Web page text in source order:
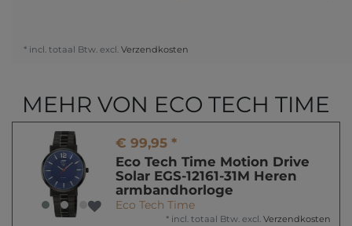
* incl. totaal Btw. excl. Verzendkosten
MEHR VON ECO TECH TIME
€ 99,95 *
Eco Tech Time Motion Drive
Solar EGS-12161-31M Heren
armbandhorloge
Eco Tech Time
* incl. totaal Btw. excl. Verzendkosten